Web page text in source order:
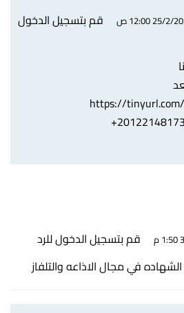
2021 12:00 ص
قم بتسجيل الدخول
https://
قم بتسجيل الدخول للرد
في مجال الاذاعه والتلفاز